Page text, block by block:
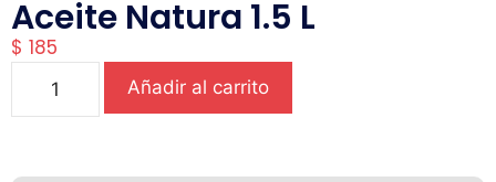
Aceite Natura 1.5 L
$ 185
Añadir al carrito